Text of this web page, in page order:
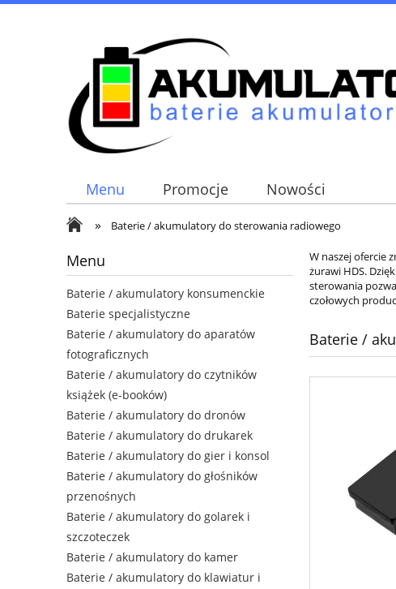
Menu Promocje Nowości
» Baterie / akumulatory do sterowania radiowego
Menu
Baterie / akumulatory konsumenckie
Baterie specjalistyczne
Baterie / akumulatory do aparatów
fotograficznych
Baterie / akumulatory do czytników
książek (e-booków)
Baterie / akumulatory do dronów
Baterie / akumulatory do drukarek
Baterie / akumulatory do gier i konsol
Baterie / akumulatory do głośników
przenośnych
Baterie / akumulatory do golarek i
szczoteczek
Baterie / akumulatory do kamer
Baterie / akumulatory do klawiatur i
W naszej ofercie
żurawi HDS.
sterowania
czołowych
Baterie /